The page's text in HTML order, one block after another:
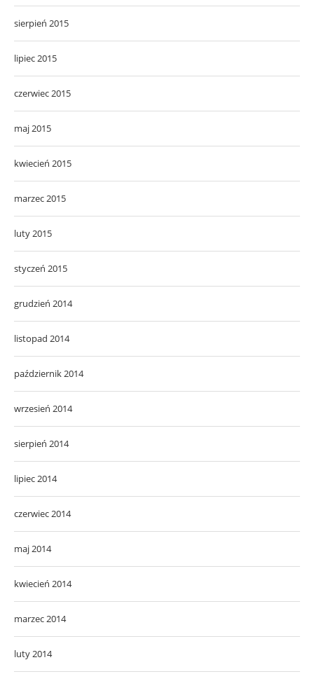
sierpień 2015
lipiec 2015
czerwiec 2015
maj 2015
kwiecień 2015
marzec 2015
luty 2015
styczeń 2015
grudzień 2014
listopad 2014
październik 2014
wrzesień 2014
sierpień 2014
lipiec 2014
czerwiec 2014
maj 2014
kwiecień 2014
marzec 2014
luty 2014